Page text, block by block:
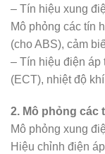
– Tín hiệu xung
Mô phỏng các tín
(cho ABS), cảm
– Tín hiệu điện áp
(ECT), nhiệt độ
2. Mô phỏng các
Mô phỏng xung
Hiệu chỉnh điện